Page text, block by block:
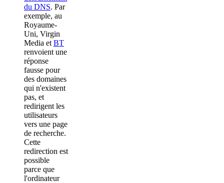
du DNS. Par
exemple, au
Royaume-
Uni, Virgin
Media et BT
renvoient une
réponse
fausse pour
des domaines
qui n'existent
pas, et
redirigent les
utilisateurs
vers une page
de recherche.
Cette
redirection est
possible
parce que
l'ordinateur